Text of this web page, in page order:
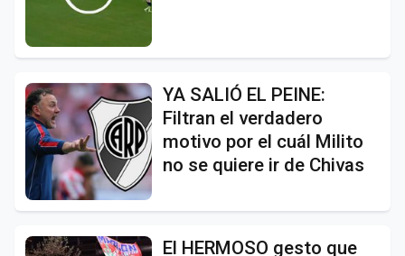
YA SALIÓ EL PEINE:
Filtran el verdadero
motivo por el cuál Milito
no se quiere ir de Chivas
El HERMOSO gesto que